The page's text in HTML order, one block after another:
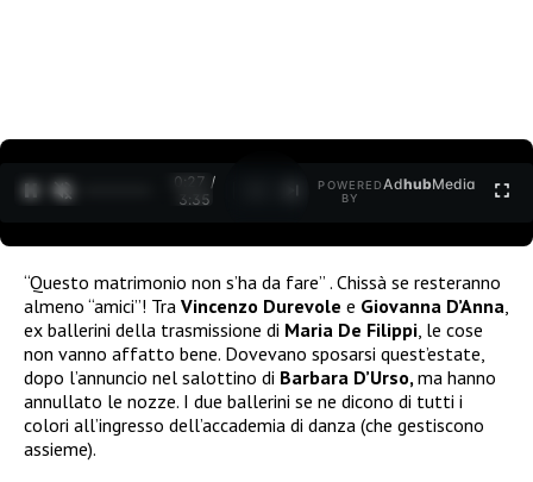
0:27 /
3:35
POWERED
BY
AdhubMedia
“Questo matrimonio non s’ha da fare” . Chissà se resteranno
almeno “amici”! Tra Vincenzo Durevole e Giovanna D’Anna
ex ballerini della trasmissione di Maria De Filippi , le cose
non vanno affatto bene. Dovevano sposarsi quest’estate,
dopo l’annuncio nel salottino di Barbara D’Urso, ma hanno
annullato le nozze. I due ballerini se ne dicono di tutti i
colori all’ingresso dell’accademia di danza (che gestiscono
assieme).